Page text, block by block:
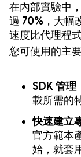
在內部實驗中
過 70% ，大
速度比代理程
您可使用的主
SDK 管理
載所需的
快速建立
官方範本
始，就套